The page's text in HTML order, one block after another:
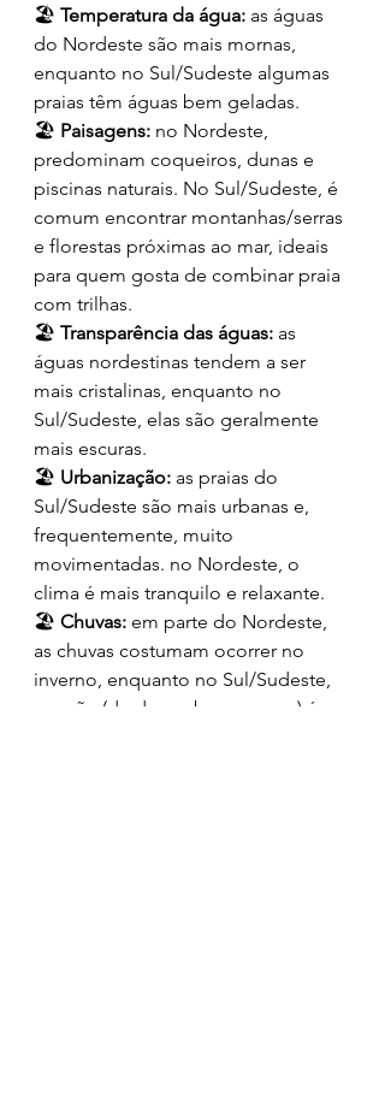
🏖️ Temperatura da água: as águas
do Nordeste são mais mornas,
enquanto no Sul/Sudeste algumas
praias têm águas bem geladas.
🏖️ Paisagens: no Nordeste,
predominam coqueiros, dunas e
piscinas naturais. No Sul/Sudeste, é
comum encontrar montanhas/serras
e florestas próximas ao mar, ideais
para quem gosta de combinar praia
com trilhas.
🏖️ Transparência das águas: as
águas nordestinas tendem a ser
mais cristalinas, enquanto no
Sul/Sudeste, elas são geralmente
mais escuras.
🏖️ Urbanização: as praias do
Sul/Sudeste são mais urbanas e,
frequentemente, muito
movimentadas. no Nordeste, o
clima é mais tranquilo e relaxante.
🏖️ Chuvas: em parte do Nordeste,
as chuvas costumam ocorrer no
inverno, enquanto no Sul/Sudeste,
o verão (de dezembro a março) é a